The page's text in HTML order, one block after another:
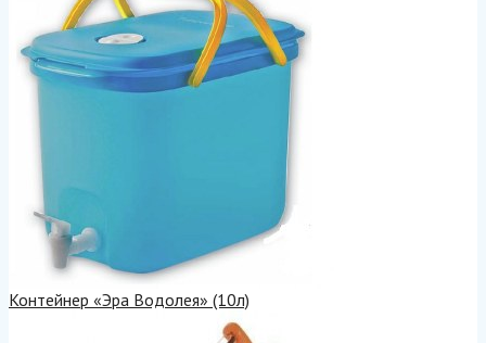
Контейнер «Эра Водолея» (10л)